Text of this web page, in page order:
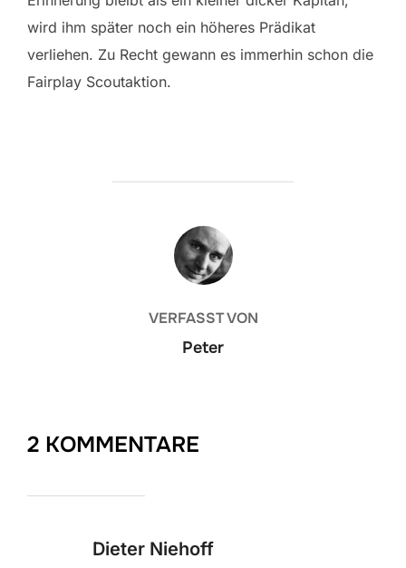
wird ihm später noch ein höheres Prädikat
verliehen. Zu Recht gewann es immerhin schon die
Fairplay Scoutaktion.
BEITRAGSAUTOR
VERFASST VON
Peter
2 KOMMENTARE
Dieter Niehoff